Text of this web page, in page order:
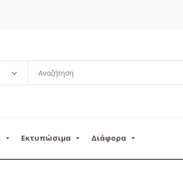
Εκτυπώσιμα Διάφορα